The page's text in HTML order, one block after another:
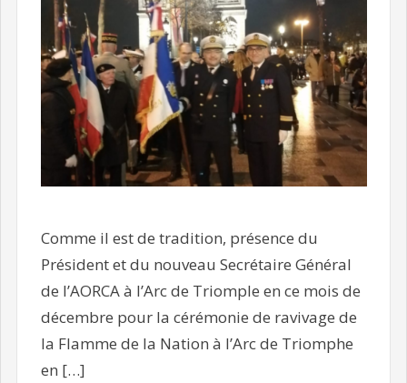
Comme il est de tradition, présence du
Président et du nouveau Secrétaire Général
de l’AORCA à l’Arc de Triomple en ce mois de
décembre pour la cérémonie de ravivage de
la Flamme de la Nation à l’Arc de Triomphe
en […]